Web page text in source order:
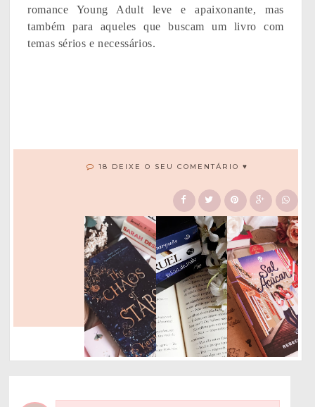
romance Young Adult leve e apaixonante, mas
também para aqueles que buscam um livro com
temas sérios e necessários.
18 DEIXE O SEU COMENTÁRIO ♥